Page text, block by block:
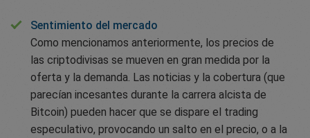
Sentimiento del mercado
Como mencionamos anteriormente, los precios de
las criptodivisas se mueven en gran medida por la
oferta y la demanda. Las noticias y la cobertura (que
parecían incesantes durante la carrera alcista de
Bitcoin) pueden hacer que se dispare el trading
especulativo, provocando un salto en el precio, o a la